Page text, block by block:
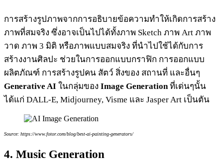
การสร้างรูปภาพจากการอธิบายข้อความทำให้เกิดการสร้าง
ภาพที่สมจริง ซึ่งอาจเป็นไปได้ทั้งภาพ Sketch ภาพ Art ภาพ
วาด ภาพ 3 มิติ หรือภาพแบบสมจริง ที่นำไปใช้ได้กับการ
สร้างงานศิลปะ ช่วยในการออกแบบกราฟิก การออกแบบ
ผลิตภัณฑ์ การสร้างรูปคน สัตว์ สิ่งของ สถานที่ และอื่นๆ
Generative AI ในกลุ่มของ Image Generationที่เด่นๆนั้น
ได้แก่ DALL-E, Midjourney, Visme และ Jasper Art เป็นตัน
Source: https://www.fotor.com/blog/best-ai-painting-generators/
4. Music Generation